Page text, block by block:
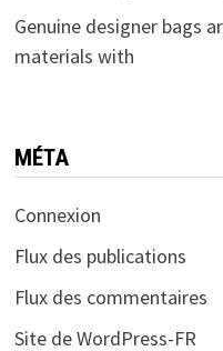
Genuine designer bags
materials with
MÉTA
Connexion
Flux des publications
Flux des commentaires
Site de WordPress-FR